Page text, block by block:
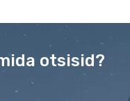
otsisid?